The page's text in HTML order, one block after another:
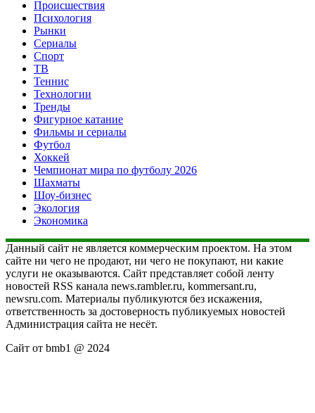
Происшествия
Психология
Рынки
Сериалы
Спорт
ТВ
Теннис
Технологии
Тренды
Фигурное катание
Фильмы и сериалы
Футбол
Хоккей
Чемпионат мира по футболу 2026
Шахматы
Шоу-бизнес
Экология
Экономика
Данный сайт не является коммерческим проектом. На этом
сайте ни чего не продают, ни чего не покупают, ни какие
услуги не оказываются. Сайт представляет собой ленту
новостей RSS канала news.rambler.ru, kommersant.ru,
newsru.com. Материалы публикуются без искажения,
ответственность за достоверность публикуемых новостей
Администрация сайта не несёт.
Сайт от bmb1 @ 2024